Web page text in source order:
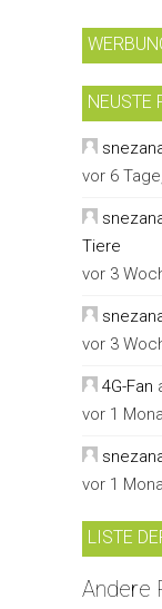
NEUSTE
vor 6
Tiere
vor 3
vor 3
4G-Fan
vor 1
vor 1
LISTE
Andere